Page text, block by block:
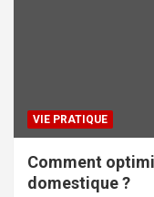
VIE PRATIQUE
Comment
domestique ?